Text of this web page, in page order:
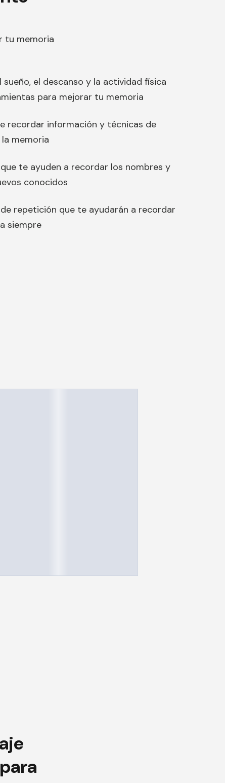
tu memoria
sueño, el descanso y la actividad física
para mejorar tu memoria
recordar información y técnicas de
memoria
te ayuden a recordar los nombres y
conocidos
repetición que te ayudarán a recordar
siempre